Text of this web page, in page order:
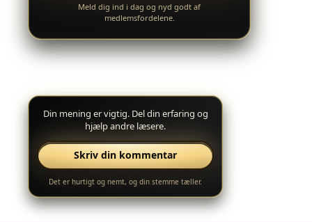
Meld dig ind i dag og nyd godt af
medlemsfordelene.
Din mening er vigtig. Del din erfaring og
hjælp andre læsere.
Skriv din kommentar
Det er hurtigt og nemt, og din stemme tæller.